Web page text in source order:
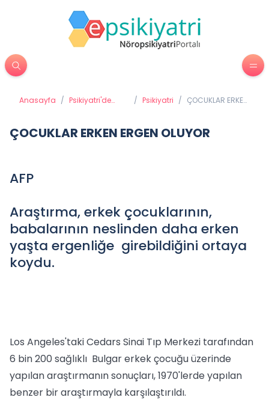
Anasayfa / Psikiyatri'de
/ Psikiyatri / ÇOCUKLAR ERKEN
ÇOCUKLAR ERKEN ERGEN OLUYOR
AFP
Araştırma, erkek çocuklarının,
babalarının neslinden daha erken
yaşta ergenliğe girebildiğini ortaya
koydu.
Los Angeles'taki Cedars Sinai Tıp Merkezi tarafından
6 bin 200 sağlıklı Bulgar erkek çocuğu üzerinde
yapılan araştırmanın sonuçları, 1970'lerde yapılan
benzer bir araştırmayla karşılaştırıldı.